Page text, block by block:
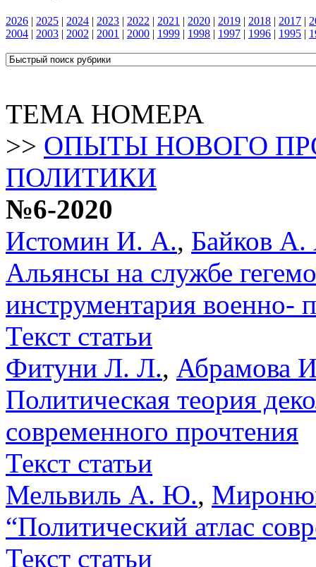
2026 | 2025 | 2024 | 2023 | 2022 | 2021 | 2020 | 2019 | 2018 | 2017 |
2004 | 2003 | 2002 | 2001 | 2000 | 1999 | 1998 | 1997 | 1996 | 1995 |
ТЕМА НОМЕРА
>> ОПЫТЫ НОВОГО
ПОЛИТИКИ
№6-2020
Истомин И. А., Байков
Альянсы на службе
инструментария военно-
Текст статьи
Фитуни Л. Л., Абрамова
Политическая теория
современного прочтения
Текст статьи
Мельвиль А. Ю.,
“Политический атлас
Текст статьи